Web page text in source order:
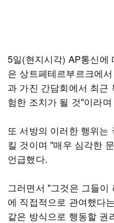
5일(현지시각) AP통신에
은 상트페테르부르크에
과 가진 간담회에서 최근
험한 조치가 될 것"이라
또 서방의 이러한 행위는
킬 것이며 "매우 심각한
언급했다.
그러면서 "그것은 그들
에 직접적으로 관여했다
같은 방식으로 행동할 권